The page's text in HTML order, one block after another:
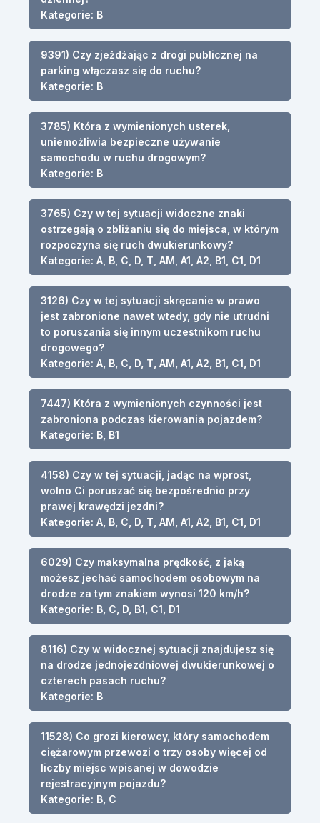
Kategorie: B
9391) Czy zjeżdżając z drogi publicznej na
parking włączasz się do ruchu?
Kategorie: B
3785) Która z wymienionych usterek,
uniemożliwia bezpieczne używanie
samochodu w ruchu drogowym?
Kategorie: B
3765) Czy w tej sytuacji widoczne znaki
ostrzegają o zbliżaniu się do miejsca, w którym
rozpoczyna się ruch dwukierunkowy?
Kategorie: A, B, C, D, T, AM, A1, A2, B1, C1, D1
3126) Czy w tej sytuacji skręcanie w prawo
jest zabronione nawet wtedy, gdy nie utrudni
to poruszania się innym uczestnikom ruchu
drogowego?
Kategorie: A, B, C, D, T, AM, A1, A2, B1, C1, D1
7447) Która z wymienionych czynności jest
zabroniona podczas kierowania pojazdem?
Kategorie: B, B1
4158) Czy w tej sytuacji, jadąc na wprost,
wolno Ci poruszać się bezpośrednio przy
prawej krawędzi jezdni?
Kategorie: A, B, C, D, T, AM, A1, A2, B1, C1, D1
6029) Czy maksymalna prędkość, z jaką
możesz jechać samochodem osobowym na
drodze za tym znakiem wynosi 120 km/h?
Kategorie: B, C, D, B1, C1, D1
8116) Czy w widocznej sytuacji znajdujesz się
na drodze jednojezdniowej dwukierunkowej o
czterech pasach ruchu?
Kategorie: B
11528) Co grozi kierowcy, który samochodem
ciężarowym przewozi o trzy osoby więcej od
liczby miejsc wpisanej w dowodzie
rejestracyjnym pojazdu?
Kategorie: B, C